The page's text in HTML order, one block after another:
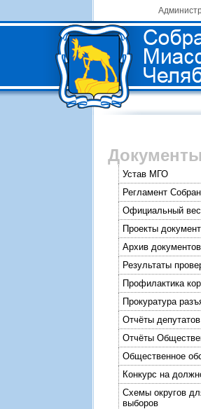
Документы
Устав МГО
Регламент
Официальный
Проекты
Архив документов
Результаты
Профилактика
Прокуратура
Отчёты депутатов
Отчёты
Общественное
Конкурс на
Схемы округов
выборов